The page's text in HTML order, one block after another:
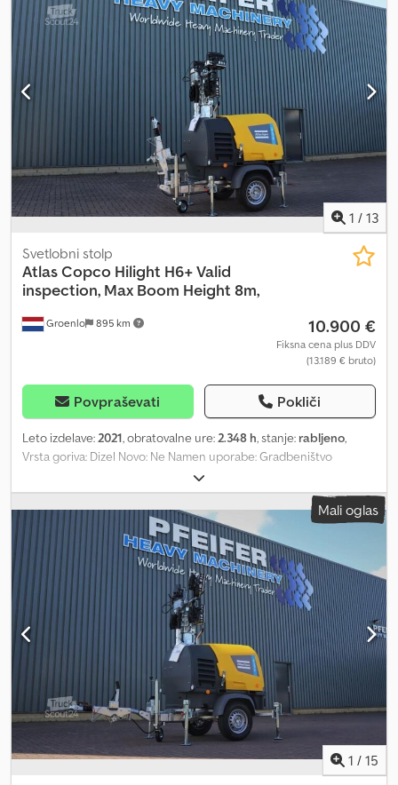
1 / 13
Groenlo 895 km
Svetlobni stolp
Atlas Copco Hilight H6+ Valid
inspection, Max Boom Height 8m,
10.900 €
Fiksna cena plus DDV
(13.189 € bruto)
Povpraševati Pokliči
Leto izdelave:2021, obratovalne ure:2.348 h, stanje: rabljeno,
Vrsta goriva: Dizel Novo: Ne Namen uporabe: Gradbeništvo
Znamka motorja: Kubota Dimenzije tovornega prostora: 209 x 129
x 250 cm Serijska številka: ESF207367 Dodpfxoza R Ttj Ad Iskr Za
več informacij se obrnite na PFEIFER GROUP.
Mali oglas
1 / 15